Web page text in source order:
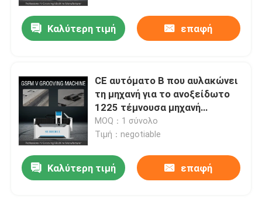
Καλύτερη τιμή επαφή
CE αυτόματο Β που αυλακώνει
τη μηχανή για το ανοξείδωτο
1225 τέμνουσα μηχανή
αυλακιού Β
MOQ：1 σύνολο
Τιμή：negotiable
Καλύτερη τιμή επαφή